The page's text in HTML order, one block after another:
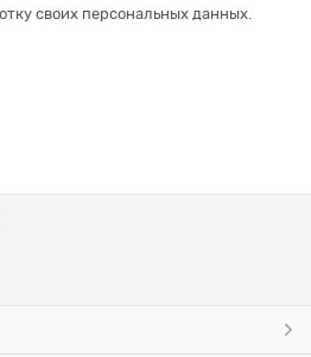
своих персональных данных.